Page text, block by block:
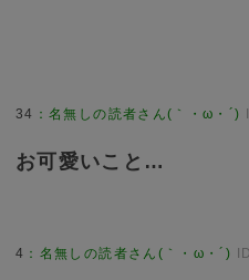
34 ：名無しの読者さん(｀・ω・´)
お可愛いこと…
4 ： 名無しの読者さん(｀・ω・´)